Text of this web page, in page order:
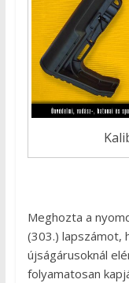
Meghozta a
(303.) lapszámot,
újságárusoknál
folyamatosan